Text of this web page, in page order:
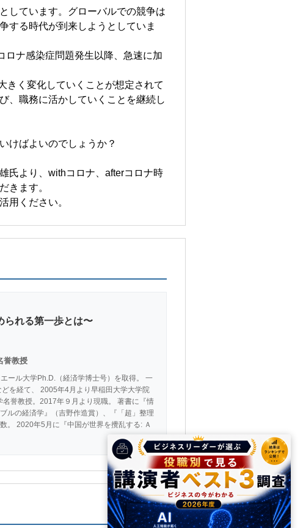
しています。グローバルでの競争は
する時代が到来しようとしていま
ロナ感染症問題発生以降、急速に加
きく変化していくことが想定されて
、職務に活かしていくことを継続し
けばよいのでしょうか？
氏より、withコロナ、afterコロナ時
きます。
用ください。
られる第一歩とは〜
誉教授
ール大学Ph.D.（経済学博士号）を取得。 一
を経て、 2005年4月より早稲田大学大学院
誉教授。2017年９月より現職。 著書に『情
ルの経済学』（吉野作造賞）、『「超」整理
。 2020年5月に『中国が世界を攪乱する: Ａ